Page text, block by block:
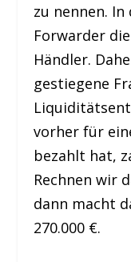
zu nennen.
Forwarder
Händler.
gestiegene
vorher für
bezahlt hat,
Rechnen wir
dann macht
270.000 €.